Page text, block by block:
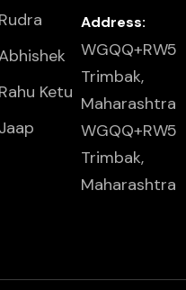
Rudra
Rahu Ketu
Jaap
Address:
WGQQ+RW5
Trimbak,
Maharashtra
WGQQ+RW5
Trimbak,
Maharashtra